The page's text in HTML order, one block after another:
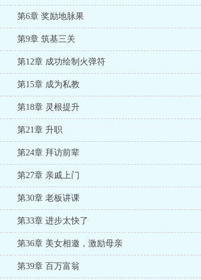
第6章 奖励地脉果
第9章 筑基三关
第12章 成功绘制火弹符
第15章 成为私教
第18章 灵根提升
第21章 升职
第24章 拜访前辈
第27章 亲戚上门
第30章 老板讲课
第33章 进步太快了
第36章 美女相邀，激励母亲
第39章 百万富翁